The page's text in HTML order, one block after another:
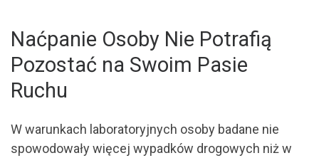
Naćpanie Osoby Nie Potrafią
Pozostać na Swoim Pasie
Ruchu
W warunkach laboratoryjnych osoby badane nie
spowodowały więcej wypadków drogowych niż w